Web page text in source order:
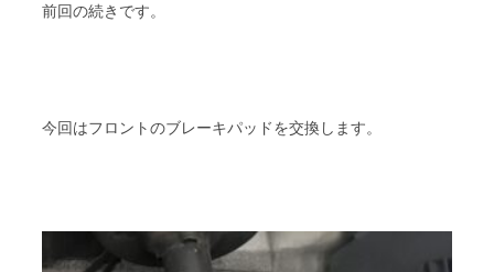
前回の続きです。
今回はフロントのブレーキパッドを交換します。